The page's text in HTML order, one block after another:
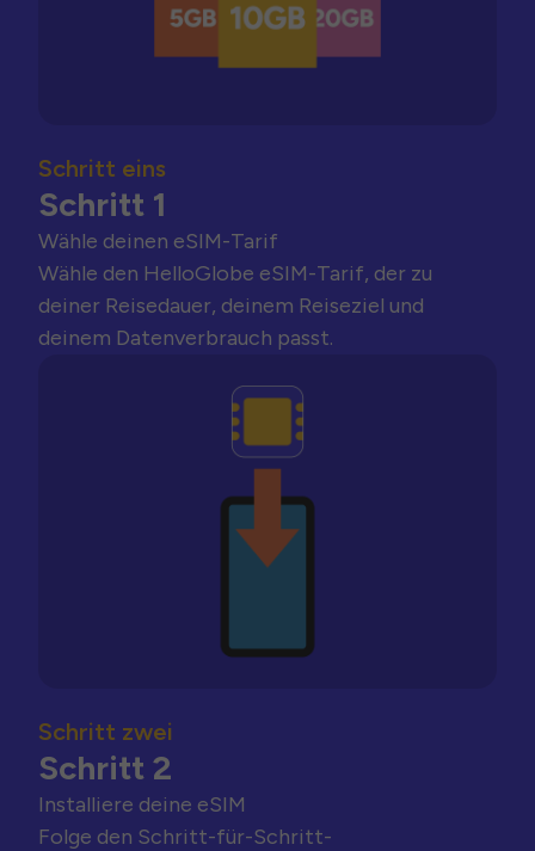
Schritt eins
Schritt 1
Wähle deinen eSIM-Tarif
Wähle den HelloGlobe eSIM-Tarif, der zu
deiner Reisedauer, deinem Reiseziel und
deinem Datenverbrauch passt.
Schritt zwei
Schritt 2
Installiere deine eSIM
Folge den Schritt-für-Schritt-